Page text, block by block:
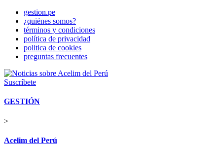
gestion.pe
¿quiénes somos?
términos y condiciones
política de privacidad
politica de cookies
preguntas frecuentes
Suscríbete
GESTIÓN
>
Acelim del Perú